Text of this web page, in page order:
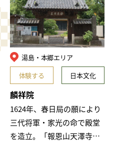
柳が生まれました。「かね
やす」は、享…
湯島・本郷エリア
体験する
日本文化
麟祥院
1624年、春日局の願により
三代将軍・家光の命で殿堂
を造立。「報恩山天澤寺」